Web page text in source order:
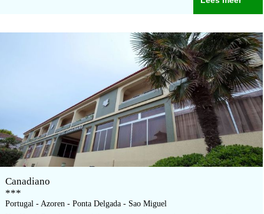
Canadiano
***
Portugal - Azoren - Ponta Delgada - Sao Miguel